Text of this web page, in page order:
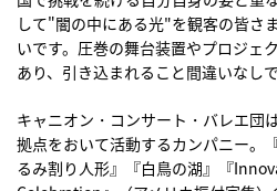
して"闇の中にある光"を観客の皆さ
いです。圧巻の舞台装置やプロジェ
あり、引き込まれること間違いなしで
キャニオン・コンサート・バレエ団
拠点をおいて活動するカンパニー。
るみ割り人形』『白鳥の湖』『